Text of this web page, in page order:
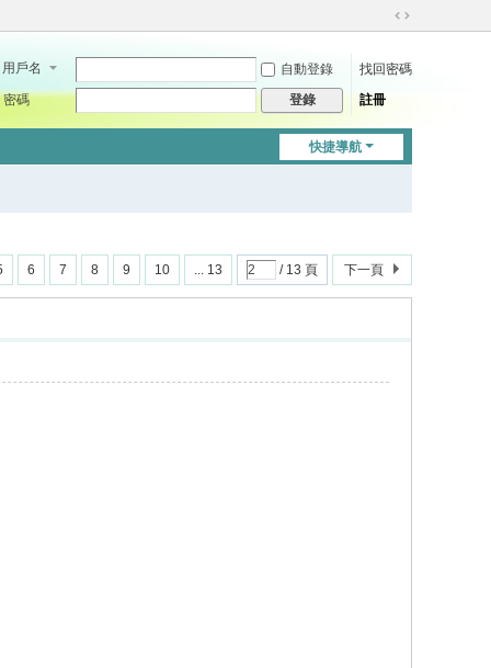
切
到
用戶名 自動登錄
找回密碼
密碼
登錄 註冊
快捷導航
6 7 8 9 10 ... 13 / 13 頁 下一頁